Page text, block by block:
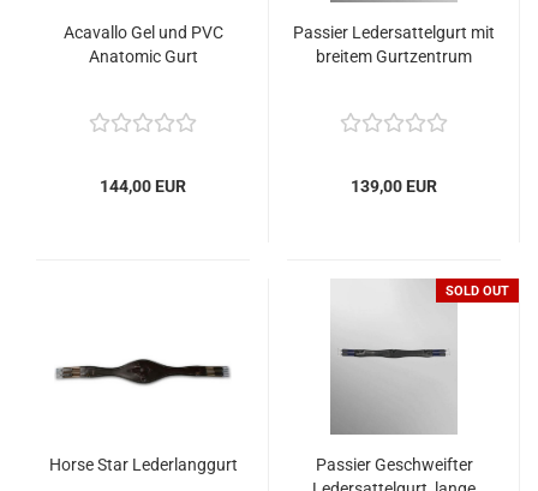
Acavallo Gel und PVC
Anatomic Gurt
144,00 EUR
Passier Ledersattelgurt mit
breitem Gurtzentrum
139,00 EUR
Horse Star Lederlanggurt
SOLD OUT
Passier Geschweifter